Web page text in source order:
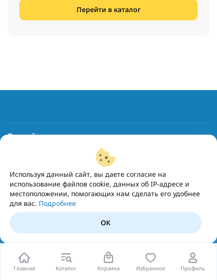
Главная Каталог Корзина Избранное Профиль
Перейти в каталог
Используя данный сайт, вы даете согласие на
использование файлов cookie, данных об IP-адресе и
местоположении, помогающих нам сделать его удобнее
для вас. Подробнее
OK
Получайте рекомендации и выгодные предложения на
Подписаться